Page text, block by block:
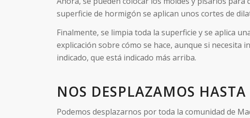
superficie de hormigón se aplican unos cortes de
Finalmente, se limpia toda la superficie y se aplica
explicación sobre cómo se hace, aunque si
indicado, que está indicado más arriba.
NOS DESPLAZAMOS
Podemos desplazarnos por toda la comunidad de